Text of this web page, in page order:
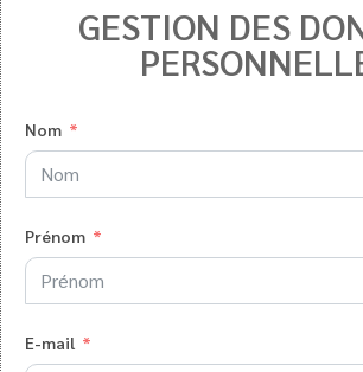
GESTION DES
Nom
Prénom
E-mail